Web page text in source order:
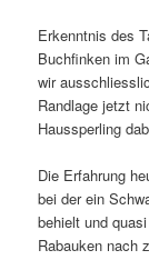
Erkenntnis des
Buchfinken im
wir
Randlage jetzt
Haussperling
Die Erfahrung
bei der ein
behielt und
Rabauken nach